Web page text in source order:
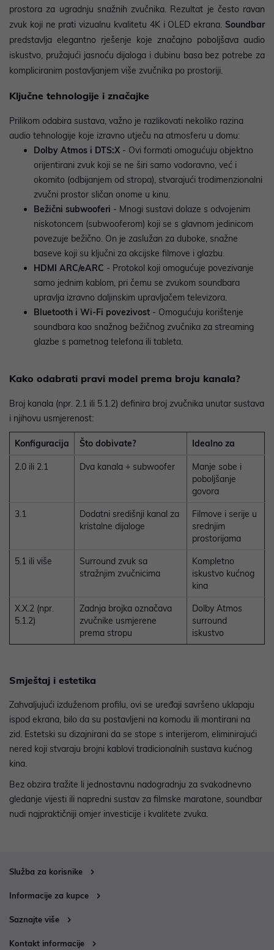
prostora za ugradnju snažnih zvučnika. Rezultat je često ravan
zvuk koji ne prati vizualnu kvalitetu 4K i OLED ekrana. Soundbar
predstavlja elegantno rješenje koje značajno poboljšava audio
iskustvo, pružajući jasnoću dijaloga i dubinu basa bez potrebe za
kompliciranim postavljanjem više zvučnika po prostoriji.
Ključne tehnologije i značajke
Prilikom odabira sustava, važno je razlikovati nekoliko razina
audio tehnologije koje izravno utječu na atmosferu u domu:
Dolby Atmos i DTS:X - Ovi formati omogućuju objektno
orijentirani zvuk koji se ne širi samo vodoravno, već i
okomito (odbijanjem od stropa), stvarajući trodimenzionalni
zvučni prostor sličan onome u kinu.
Bežični subwooferi - Mnogi sustavi dolaze s odvojenim
niskotoncem (subwooferom) koji se s glavnom jedinicom
povezuje bežično. On je zaslužan za duboke, snažne
baseve koji su ključni za akcijske filmove i glazbu.
HDMI ARC/eARC - Protokol koji omogućuje povezivanje
samo jednim kablom, pri čemu se zvukom soundbara
upravlja izravno daljinskim upravljačem televizora.
Bluetooth i Wi-Fi povezivost - Omogućuju korištenje
soundbara kao snažnog bežičnog zvučnika za streaming
glazbe s pametnog telefona ili tableta.
Kako odabrati pravi model prema broju kanala?
Broj kanala (npr. 2.1 ili 5.1.2) definira broj zvučnika unutar sustava
i njihovu usmjerenost:
Konfiguracija Što dobivate? Idealno za
2.0 ili 2.1 Dva kanala + subwoofer
Manje sobe i
poboljšanje
govora
3.1
Dodatni središnji kanal za
kristalne dijaloge
Filmove i serije u
srednjim
prostorijama
5.1 ili više
Surround zvuk sa
stražnjim zvučnicima
Kompletno
iskustvo kućnog
kina
X.X.2 (npr.
5.1.2)
Zadnja brojka označava
zvučnike usmjerene
prema stropu
Dolby Atmos
surround
iskustvo
Smještaj i estetika
Zahvaljujući izduženom profilu, ovi se uređaji savršeno uklapaju
ispod ekrana, bilo da su postavljeni na komodu ili montirani na
zid. Estetski su dizajnirani da se stope s interijerom, eliminirajući
nered koji stvaraju brojni kablovi tradicionalnih sustava kućnog
kina.
Bez obzira tražite li jednostavnu nadogradnju za svakodnevno
gledanje vijesti ili napredni sustav za filmske maratone, soundbar
nudi najpraktičniji omjer investicije i kvalitete zvuka.
Služba za korisnike
Informacije za kupce
Saznajte više
Kontakt informacije